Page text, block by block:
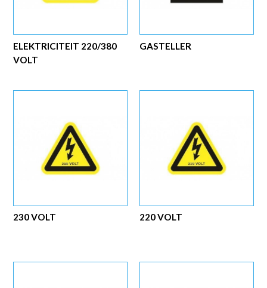
GASTELLER
ELEKTRICITEIT 220/380
VOLT
220 VOLT
230 VOLT